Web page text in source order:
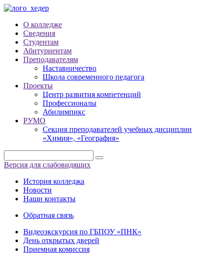
О колледже
Сведения
Студентам
Абитуриентам
Преподавателям
Наставничество
Школа современного педагога
Проекты
Центр развития компетенций
Профессионалы
Абилимпикс
РУМО
Секция преподавателей учебных дисциплин
«Химия», «География»
Версия для слабовидящих
История колледжа
Новости
Наши контакты
Обратная связь
Видеоэкскурсия по ГБПОУ «ПНК»
День открытых дверей
Приемная комиссия